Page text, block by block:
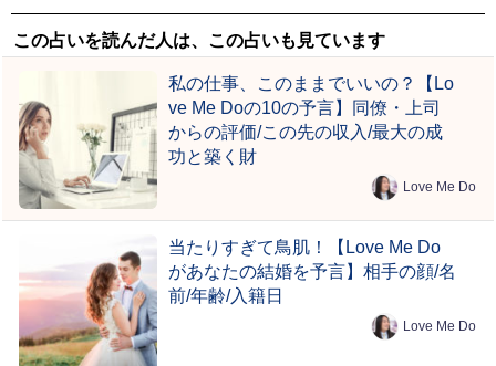
この占いを読んだ人は、この占いも見ています
私の仕事、このままでいいの？【Lo
ve Me Doの10の予言】同僚・上司
からの評価/この先の収入/最大の成
功と築く財
Love Me Do
当たりすぎて鳥肌！【Love Me Do
があなたの結婚を予言】相手の顔/名
前/年齢/入籍日
Love Me Do